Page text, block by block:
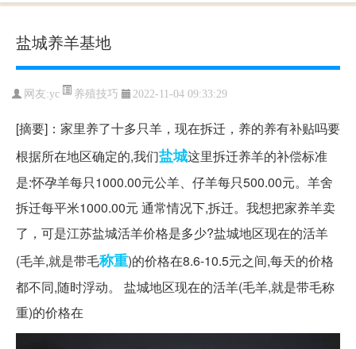
盐城养羊基地
网友:yc 养殖技巧 2022-11-04 09:33:29
[摘要]：家里养了十多只羊，现在拆迁，养的养有补贴吗要
根据所在地区确定的,我们盐城这里拆迁养羊的补偿标准
是:怀孕羊每只1000.00元公羊、仔羊每只500.00元。羊舍
拆迁每平米1000.00元 通常情况下,拆迁。我想把家养羊卖
了，可是江苏盐城活羊价格是多少?盐城地区现在的活羊
(毛羊,就是带毛称重)的价格在8.6-10.5元之间,每天的价格
都不同,随时浮动。 盐城地区现在的活羊(毛羊,就是带毛称
重)的价格在